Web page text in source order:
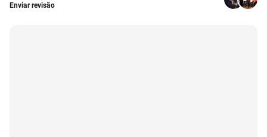
Enviar revisão